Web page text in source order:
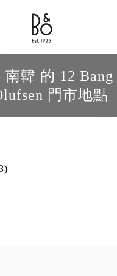
& Olufsen - Exist to Create
Opens in New Tab
南韓 的 12 Bang
門市地點